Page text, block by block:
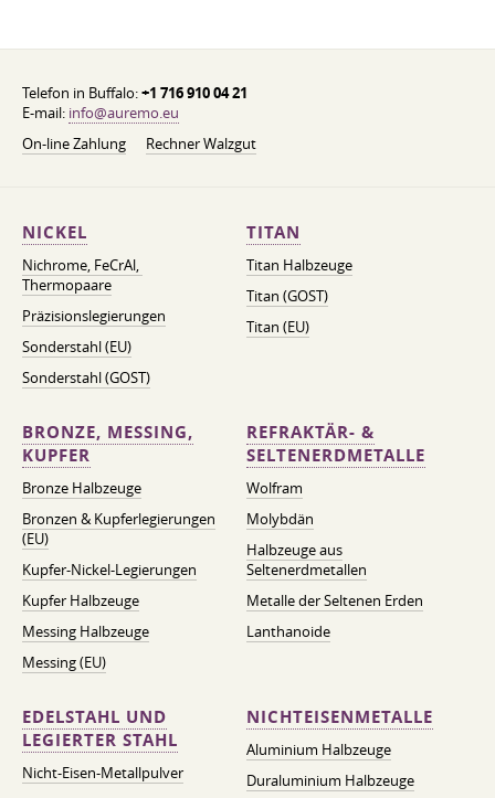
Telefon in Buffalo:+1 716 910 04 21
E-mail: info@auremo.eu
On-line Zahlung
Rechner Walzgut
NICKEL
Nichrome, FeСrAl, ​​
Thermopaare
Präzisionslegierungen
Sonderstahl (EU)
Sonderstahl (GOST)
TITAN
Titan Halbzeuge
Titan (GOST)
Titan (EU)
BRONZE, MESSING,
KUPFER
Bronze Halbzeuge
Bronzen & Kupferlegierungen
(EU)
Kupfer-Nickel-Legierungen
Kupfer Halbzeuge
Messing Halbzeuge
Messing (EU)
REFRAKTÄR- &
SELTENERDMETALLE
Wolfram
Molybdän
Halbzeuge aus
Seltenerdmetallen
Metalle der Seltenen Erden
Lanthanoide
EDELSTAHL UND
LEGIERTER STAHL
Nicht-Eisen-Metallpulver
NICHTEISENMETALLE
Aluminium Halbzeuge
Duraluminium Halbzeuge